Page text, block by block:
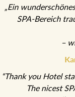
„Ein
SPA-Bereich
–
“Thank you Hotel